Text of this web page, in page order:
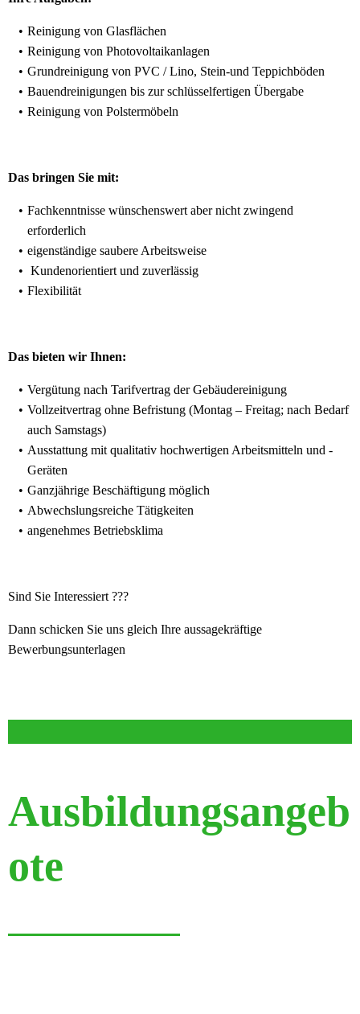
Reinigung von Glasflächen
Reinigung von Photovoltaikanlagen
Grundreinigung von PVC / Lino, Stein-und Teppichböden
Bauendreinigungen bis zur schlüsselfertigen Übergabe
Reinigung von Polstermöbeln
Das bringen Sie mit:
Fachkenntnisse wünschenswert aber nicht zwingend
erforderlich
eigenständige saubere Arbeitsweise
Kundenorientiert und zuverlässig
Flexibilität
Das bieten wir Ihnen:
Vergütung nach Tarifvertrag der Gebäudereinigung
Vollzeitvertrag ohne Befristung (Montag – Freitag; nach Bedarf
auch Samstags)
Ausstattung mit qualitativ hochwertigen Arbeitsmitteln und -
Geräten
Ganzjährige Beschäftigung möglich
Abwechslungsreiche Tätigkeiten
angenehmes Betriebsklima
Sind Sie Interessiert ???
Dann schicken Sie uns gleich Ihre aussagekräftige
Bewerbungsunterlagen
Ausbildungsangeb
ote